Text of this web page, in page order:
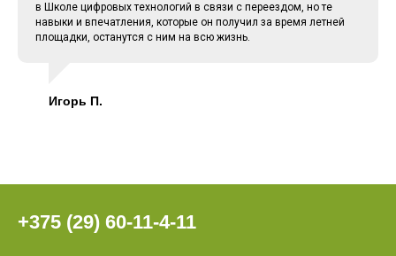
в Школе цифровых технологий в связи с переездом, но те
навыки и впечатления, которые он получил за время летней
площадки, останутся с ним на всю жизнь.
Игорь П.
+375 (29) 60-11-4-11